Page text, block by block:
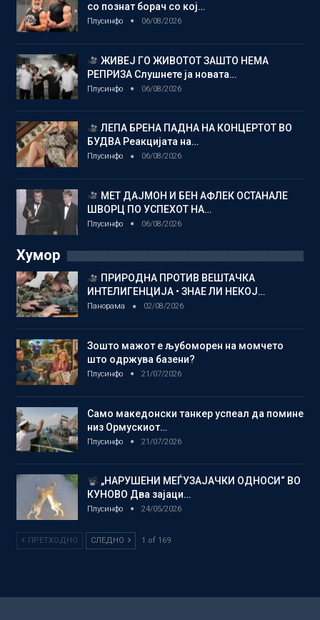
со познат борач со кој…
Плусинфо 06/08/2026
ЖИВЕЈ ГО ЖИВОТОТ ЗАШТО НЕМА
РЕПРИЗА Слушнете ја новата…
Плусинфо 06/08/2026
ЛЕПА БРЕНА ПАДНА НА КОНЦЕРТОТ ВО
БУДВА Реакцијата на…
Плусинфо 06/08/2026
МЕТ ДАЈМОН И БЕН АФЛЕК ОСТАНАЛЕ
ШВОРЦ ПО УСПЕХОТ НА…
Плусинфо 06/08/2026
Хумор
ПРИРОДНА ПРОТИВ ВЕШТАЧКА
ИНТЕЛИГЕНЦИЈА • ЗНАЕ ЛИ НЕКОЈ…
Панорама 02/08/2026
Зошто мажот е љубоморен на момчето
што одржува базени?
Плусинфо 21/07/2026
Само македонски танкер успеал да помине
низ Ормускиот…
Плусинфо 21/07/2026
„НАРУШЕНИ МЕЃУЗАЈАЧКИ ОДНОСИ“ ВО
КУНОВО Два зајаци…
Плусинфо 24/05/2026
ПРЕТХОДНО СЛЕДНО 1 of 169